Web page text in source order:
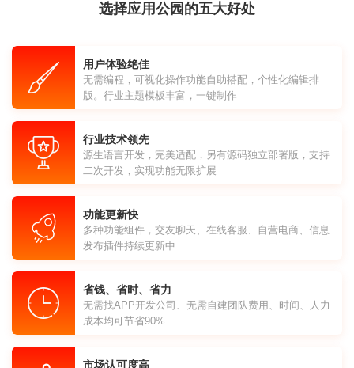
选择应用公园的五大好处
用户体验绝佳
无需编程，可视化操作功能自助搭配，个性化编辑排
版。行业主题模板丰富，一键制作
行业技术领先
源生语言开发，完美适配，另有源码独立部署版，支持
二次开发，实现功能无限扩展
功能更新快
多种功能组件，交友聊天、在线客服、自营电商、信息
发布插件持续更新中
省钱、省时、省力
无需找APP开发公司、无需自建团队费用、时间、人力
成本均可节省90%
市场认可度高